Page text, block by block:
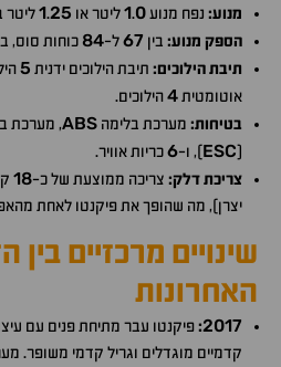
מנוע: נפח מנוע 1.0 ליטר או 1.25
ליטר
הספק מנוע: בין 67ל-84כוחות סוס,
תיבת הילוכים: תיבת הילוכים ידנית 5
אוטומטית4הילוכים.
בטיחות: מערכת בלימה ABS, מערכת
(
ESC), ו-6כריות אוויר.
צריכת דלק: צריכה ממוצעת של כ-18
יצרן), מה שהופך את פיקנטו לאחת
שינויים מרכזיים
האחרונות
2017
:פיקנטו עבר מתיחת פנים עם
קדמיים מוגדלים וגריל קדמי משופר.